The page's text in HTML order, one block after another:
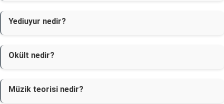
Yediuyur nedir?
Okült nedir?
Müzik teorisi nedir?